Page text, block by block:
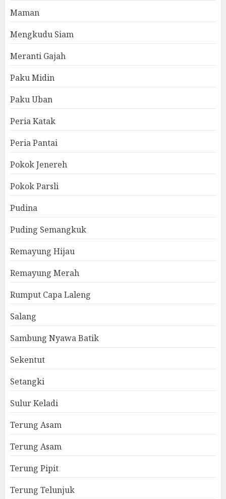
Maman
Mengkudu Siam
Meranti Gajah
Paku Midin
Paku Uban
Peria Katak
Peria Pantai
Pokok Jenereh
Pokok Parsli
Pudina
Puding Semangkuk
Remayung Hijau
Remayung Merah
Rumput Capa Laleng
Salang
Sambung Nyawa Batik
Sekentut
Setangki
Sulur Keladi
Terung Asam
Terung Asam
Terung Pipit
Terung Telunjuk